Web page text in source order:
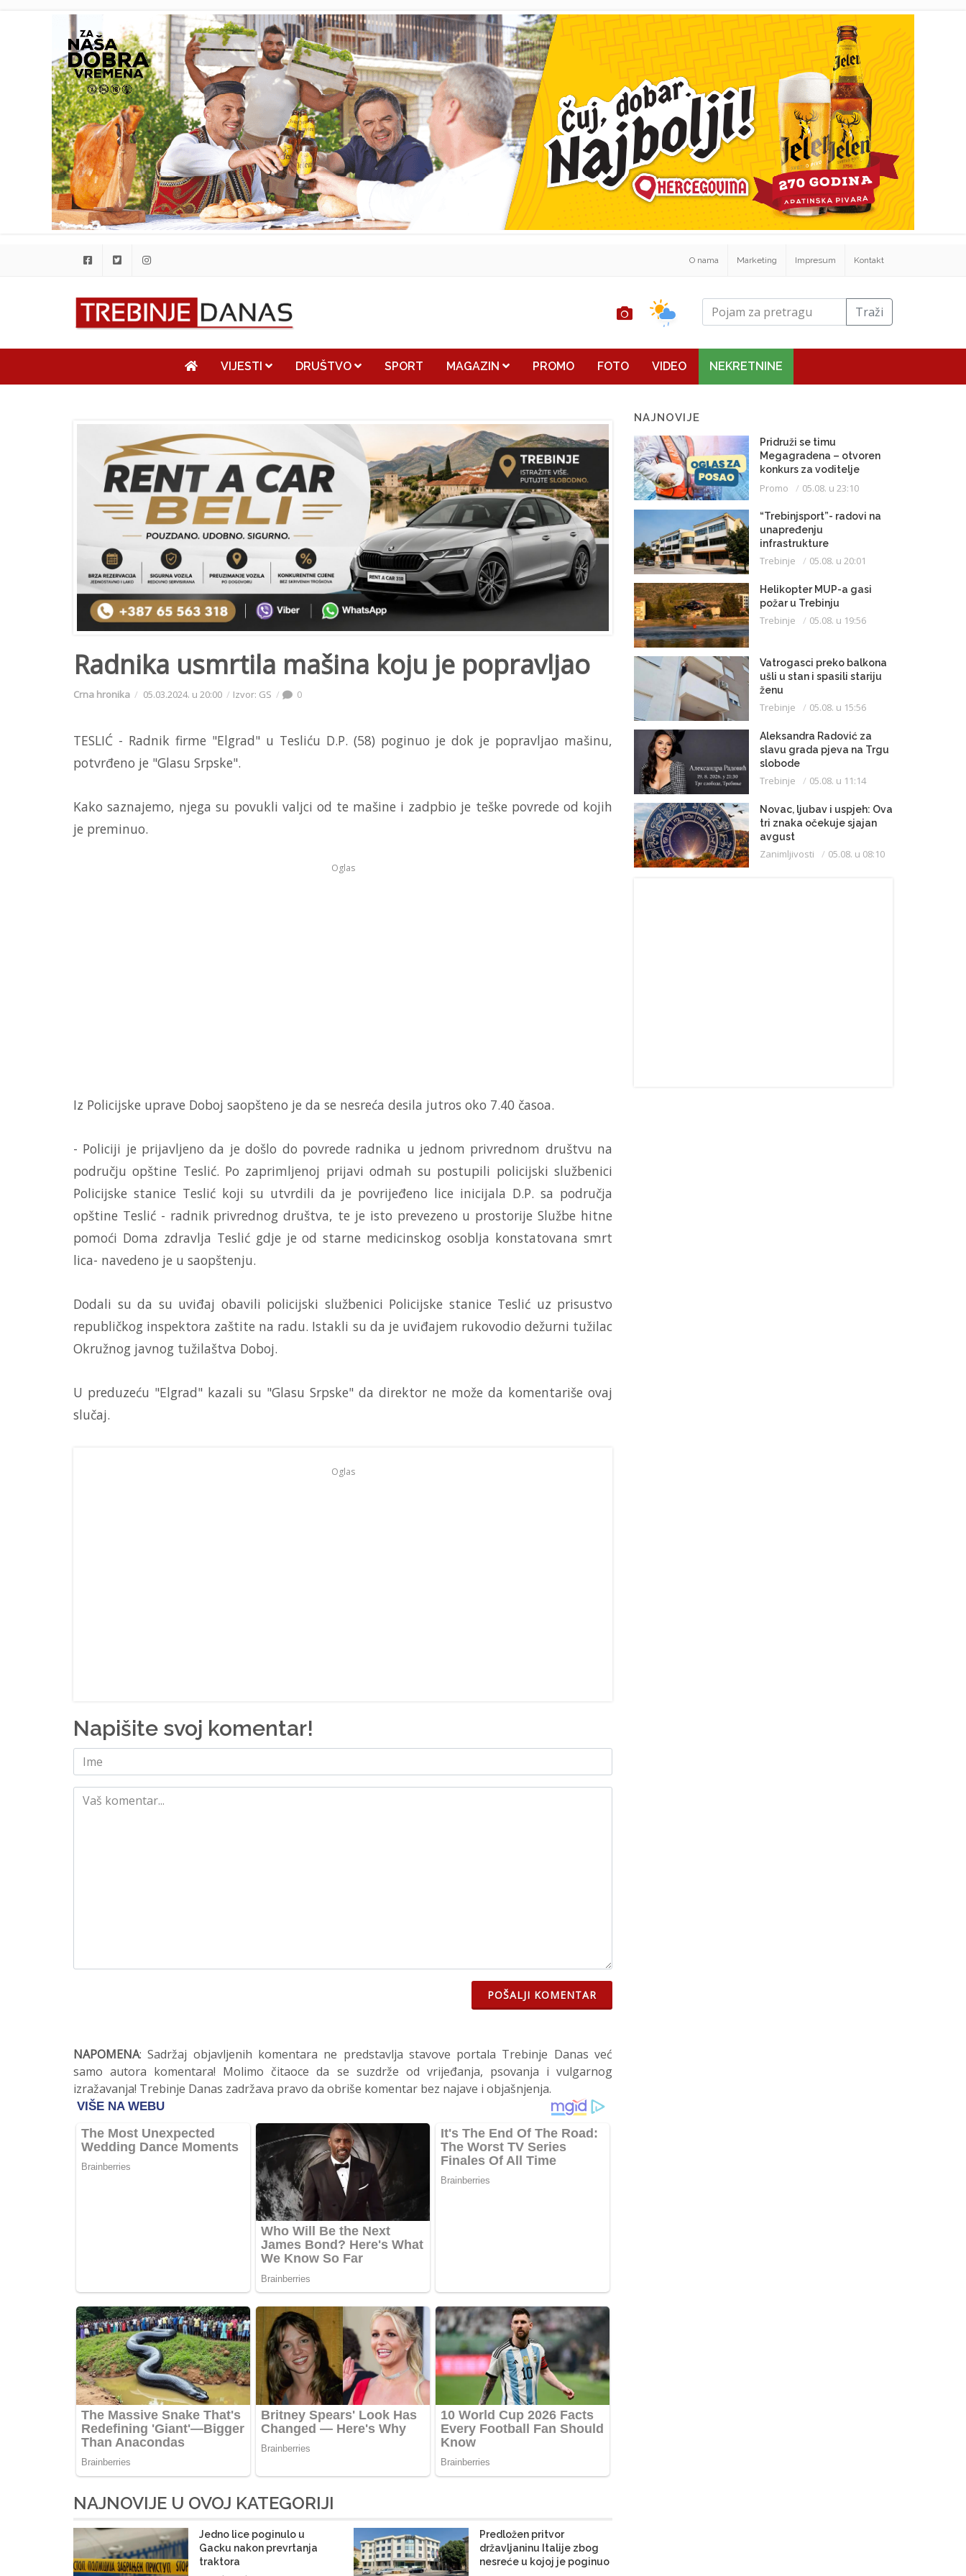
O nama Marketing Impresum Kontakt
Traži
VIJESTI DRUŠTVO SPORT MAGAZIN PROMO FOTO VIDEO NEKRETNINE
Radnika usmrtila mašina koju je popravljao
Crna hronika 05.03.2024. u 20:00 Izvor: GS 0
TESLIĆ - Radnik firme "Elgrad" u Tesliću D.P. (58) poginuo je dok je popravljao mašinu,
potvrđeno je "Glasu Srpske".
Kako saznajemo, njega su povukli valjci od te mašine i zadpbio je teške povrede od kojih
je preminuo.
Oglas
Iz Policijske uprave Doboj saopšteno je da se nesreća desila jutros oko 7.40 časoa.
- Policiji je prijavljeno da je došlo do povrede radnika u jednom privrednom društvu na
području opštine Teslić. Po zaprimljenoj prijavi odmah su postupili policijski službenici
Policijske stanice Teslić koji su utvrdili da je povrijeđeno lice inicijala D.P. sa područja
opštine Teslić - radnik privrednog društva, te je isto prevezeno u prostorije Službe hitne
pomoći Doma zdravlja Teslić gdje je od starne medicinskog osoblja konstatovana smrt
lica- navedeno je u saopštenju.
Dodali su da su uviđaj obavili policijski službenici Policijske stanice Teslić uz prisustvo
republičkog inspektora zaštite na radu. Istakli su da je uviđajem rukovodio dežurni tužilac
Okružnog javnog tužilaštva Doboj.
U preduzeću "Elgrad" kazali su "Glasu Srpske" da direktor ne može da komentariše ovaj
slučaj.
Oglas
Napišite svoj komentar!
POŠALJI KOMENTAR
NAPOMENA: Sadržaj objavljenih komentara ne predstavlja stavove portala Trebinje Danas već
samo autora komentara! Molimo čitaoce da se suzdrže od vrijeđanja, psovanja i vulgarnog
izražavanja! Trebinje Danas zadržava pravo da obriše komentar bez najave i objašnjenja.
NAJNOVIJE U OVOJ KATEGORIJI
Jedno lice poginulo u
Gacku nakon prevrtanja
traktora
Predložen pritvor
državljaninu Italije zbog
nesreće u kojoj je poginuo
NAJNOVIJE
Pridruži se timu
Megagradena – otvoren
konkurs za voditelje
gradilišta
Promo 05.08. u 23:10
“Trebinjsport”- radovi na
unapređenju
infrastrukture
Trebinje 05.08. u 20:01
Helikopter MUP-a gasi
požar u Trebinju
Trebinje 05.08. u 19:56
Vatrogasci preko balkona
ušli u stan i spasili stariju
ženu
Trebinje 05.08. u 15:56
Aleksandra Radović za
slavu grada pjeva na Trgu
slobode
Trebinje 05.08. u 11:14
Novac, ljubav i uspjeh: Ova
tri znaka očekuje sjajan
avgust
Zanimljivosti 05.08. u 08:10